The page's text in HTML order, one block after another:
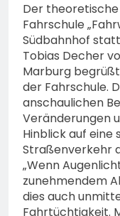
Der theoretische
Fahrschule
Südbahnhof
Tobias Decher
Marburg
der Fahrschule.
anschaulichen
Veränderungen
Hinblick auf eine
Straßenverkehr
„Wenn
zunehmendem
dies auch
Fahrtüchtigkeit.